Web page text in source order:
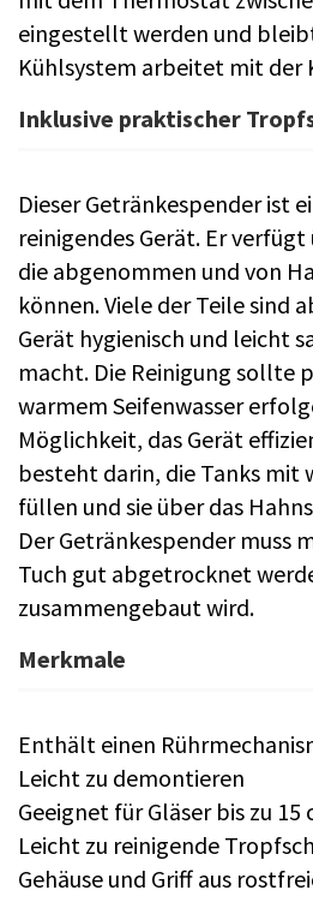
eingestellt werden und
Kühlsystem arbeitet mit der
Inklusive praktischer
Dieser Getränkespender ist
reinigendes Gerät. Er
die abgenommen und von
können. Viele der Teile sind
Gerät hygienisch und leicht
macht. Die Reinigung sollte
warmem Seifenwasser
Möglichkeit, das Gerät
besteht darin, die Tanks mit
füllen und sie über das
Der Getränkespender muss
Tuch gut abgetrocknet
zusammengebaut wird.
Merkmale
Enthält einen
Leicht zu demontieren
Geeignet für Gläser bis zu 15
Leicht zu reinigende
Gehäuse und Griff aus